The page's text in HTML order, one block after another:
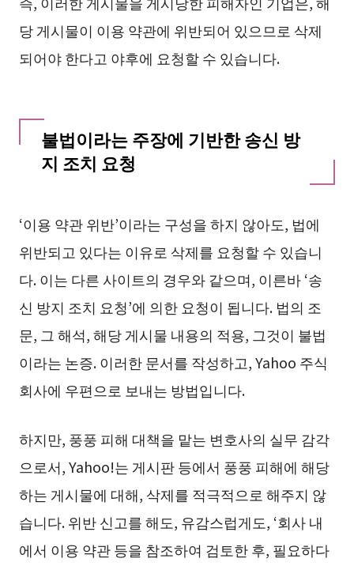
당 게시물이 이용 약관에 위반되어 있으므로 삭제
되어야 한다고 야후에 요청할 수 있습니다.
불법이라는 주장에 기반한 송신 방
지 조치 요청
‘이용 약관 위반’이라는 구성을 하지 않아도, 법에
위반되고 있다는 이유로 삭제를 요청할 수 있습니
다. 이는 다른 사이트의 경우와 같으며, 이른바 ‘송
신 방지 조치 요청’에 의한 요청이 됩니다. 법의 조
문, 그 해석, 해당 게시물 내용의 적용, 그것이 불법
이라는 논증. 이러한 문서를 작성하고, Yahoo 주식
회사에 우편으로 보내는 방법입니다.
하지만, 풍풍 피해 대책을 맡는 변호사의 실무 감각
으로서, Yahoo!는 게시판 등에서 풍풍 피해에 해당
하는 게시물에 대해, 삭제를 적극적으로 해주지 않
습니다. 위반 신고를 해도, 유감스럽게도, ‘회사 내
에서 이용 약관 등을 참조하여 검토한 후, 필요하다